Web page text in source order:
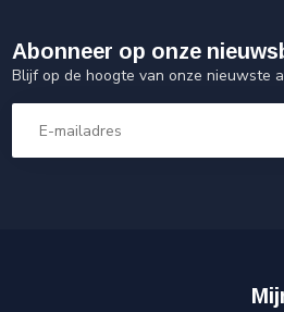
Abonneer op onze
Blijf op de hoogte van onze nieuwste